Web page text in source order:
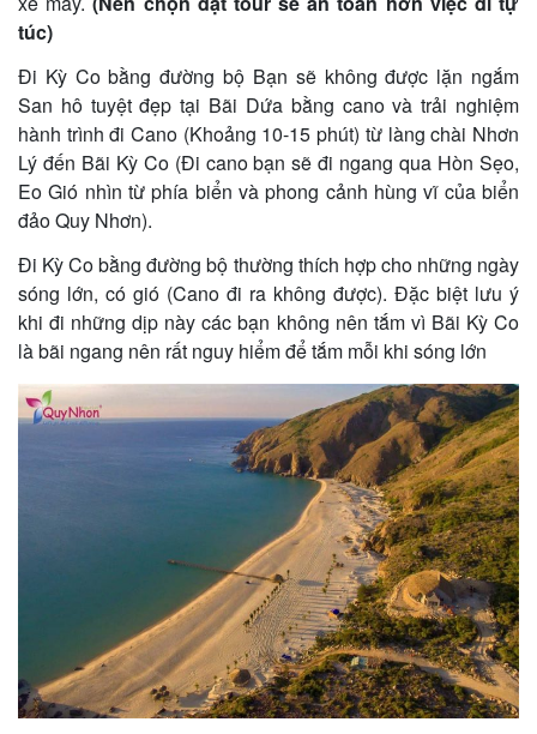
túc)
Đi Kỳ Co bằng đường bộ Bạn sẽ không được lặn ngắm
San hô tuyệt đẹp tại Bãi Dứa bằng cano và trải nghiệm
hành trình đi Cano (Khoảng 10-15 phút) từ làng chài Nhơn
Lý đến Bãi Kỳ Co (Đi cano bạn sẽ đi ngang qua Hòn Sẹo,
Eo Gió nhìn từ phía biển và phong cảnh hùng vĩ của biển
đảo Quy Nhơn).
Đi Kỳ Co bằng đường bộ thường thích hợp cho những ngày
sóng lớn, có gió (Cano đi ra không được). Đặc biệt lưu ý
khi đi những dịp này các bạn không nên tắm vì Bãi Kỳ Co
là bãi ngang nên rất nguy hiểm để tắm mỗi khi sóng lớn